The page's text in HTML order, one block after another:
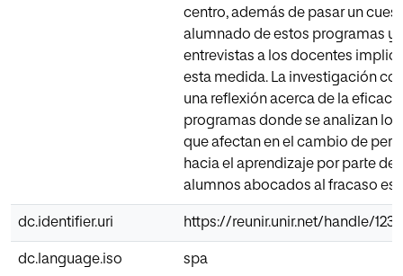
centro, además de pasar un
alumnado de estos programas y
entrevistas a los docentes
esta medida. La investigación
una reflexión acerca de la
programas donde se analizan
que afectan en el cambio de
hacia el aprendizaje por parte de
alumnos abocados al fracaso
dc.identifier.uri https://reunir.unir.net/handle/
dc.language.iso spa